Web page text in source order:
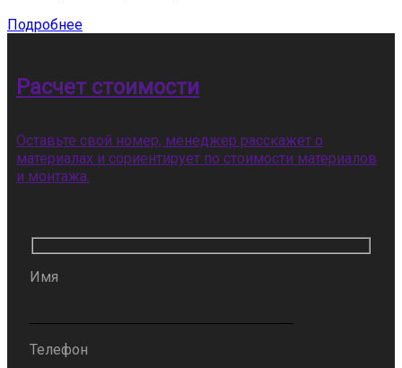
Подробнее
Расчет стоимости
Оставьте свой номер, менеджер расскажет о
материалах и сориентирует по стоимости материалов
и монтажа.
Имя
Телефон